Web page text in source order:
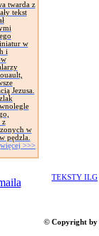
twarda z
tekst
w
i
Jezusa.
z
w
pędzla.
więcej >>>
TEKSTY ILG
© Copyright by